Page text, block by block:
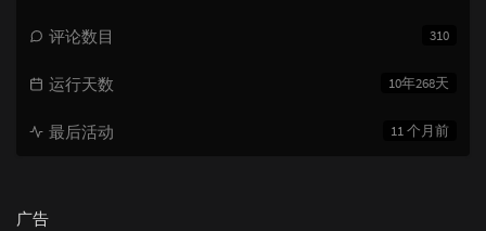
310
评论数目
10年268天
运行天数
11 个月前
最后活动
广告